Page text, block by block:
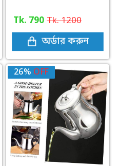
Tk. 790 Tk. 1200
অর্ডার করুন
26% OFF